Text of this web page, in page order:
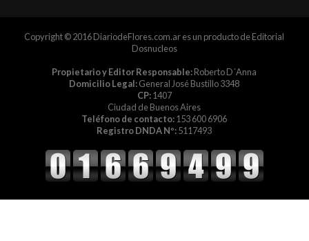
Copyright © 2016 DiariodeFlores.com.ar es un producto de Editorial
Dosnucleos
Propietario y Editor Responsable:Roberto D´Anna
Domicilio Legal:General José Bustillo 3348
CP:1407
Ciudad de Buenos Aires
Teléfono de contacto:153 600 6906
Registro DNDA Nº:5117493